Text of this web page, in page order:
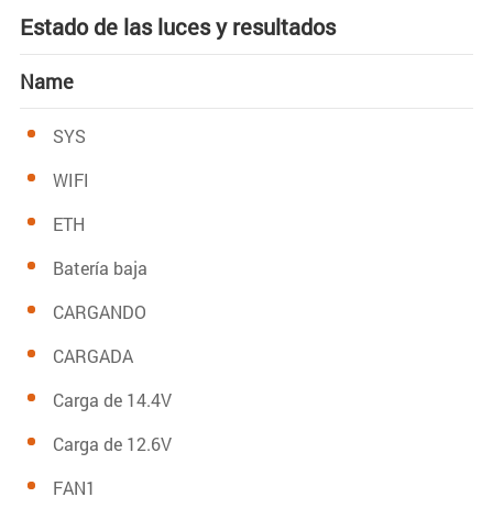
Estado de las luces y resultados
Name
SYS
WIFI
ETH
Batería baja
CARGANDO
CARGADA
Carga de 14.4V
Carga de 12.6V
FAN1